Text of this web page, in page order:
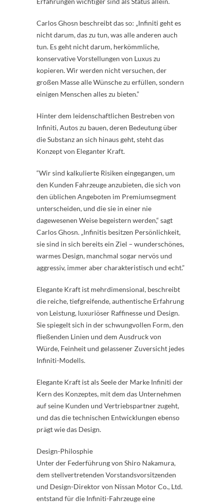
Carlos Ghosn beschreibt das so: „Infiniti geht es
nicht darum, das zu tun, was alle anderen auch
tun. Es geht nicht darum, herkömmliche,
konservative Vorstellungen von Luxus zu
kopieren. Wir werden nicht versuchen, der
großen Masse alle Wünsche zu erfüllen, sondern
einigen Menschen alles zu bieten.”
Hinter dem leidenschaftlichen Bestreben von
Infiniti, Autos zu bauen, deren Bedeutung über
die Substanz an sich hinaus geht, steht das
Konzept von Eleganter Kraft.
“Wir sind kalkulierte Risiken eingegangen, um
den Kunden Fahrzeuge anzubieten, die sich von
den üblichen Angeboten im Premiumsegment
unterscheiden, und die sie in einer nie
dagewesenen Weise begeistern werden,“ sagt
Carlos Ghosn. „Infinitis besitzen Persönlichkeit,
sie sind in sich bereits ein Ziel – wunderschönes,
warmes Design, manchmal sogar nervös und
aggressiv, immer aber charakteristisch und echt.”
Elegante Kraft ist mehrdimensional, beschreibt
die reiche, tiefgreifende, authentische Erfahrung
von Leistung, luxuriöser Raffinesse und Design.
Sie spiegelt sich in der schwungvollen Form, den
fließenden Linien und dem Ausdruck von
Würde, Feinheit und gelassener Zuversicht jedes
Infiniti-Modells.
Elegante Kraft ist als Seele der Marke Infiniti der
Kern des Konzeptes, mit dem das Unternehmen
auf seine Kunden und Vertriebspartner zugeht,
und das die technischen Entwicklungen ebenso
prägt wie das Design.
Design-Philosphie
Unter der Federführung von Shiro Nakamura,
dem stellvertretenden Vorstandsvorsitzenden
und Design-Direktor von Nissan Motor Co., Ltd.
entstand für die Infiniti-Fahrzeuge eine